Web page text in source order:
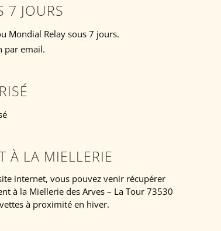
7 JOURS
Mondial Relay sous 7 jours.
par email.
À LA MIELLERIE
internet, vous pouvez venir récupérer
à la Miellerie des Arves – La Tour 73530
à proximité en hiver.